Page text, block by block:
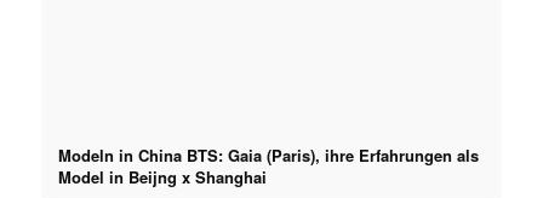
Modeln in China BTS: Gaia (Paris), ihre Erfahrungen als
Model in Beijng x Shanghai